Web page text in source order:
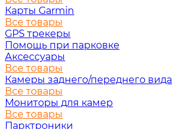
Карты Garmin
Все товары
GPS трекеры
Помощь при парковке
Аксессуары
Все товары
Камеры заднего/переднего вида
Все товары
Мониторы для камер
Все товары
Парктроники